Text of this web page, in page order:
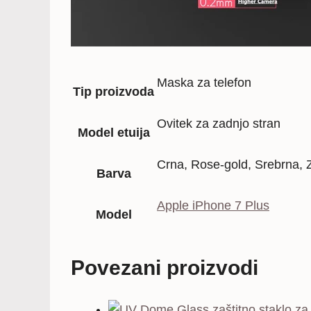
Tip proizvoda
Maska za telefon
Model etuija
Ovitek za zadnjo stran
Barva
Crna, Rose-gold, Srebrna,
Model
Apple iPhone 7 Plus
Povezani proizvodi